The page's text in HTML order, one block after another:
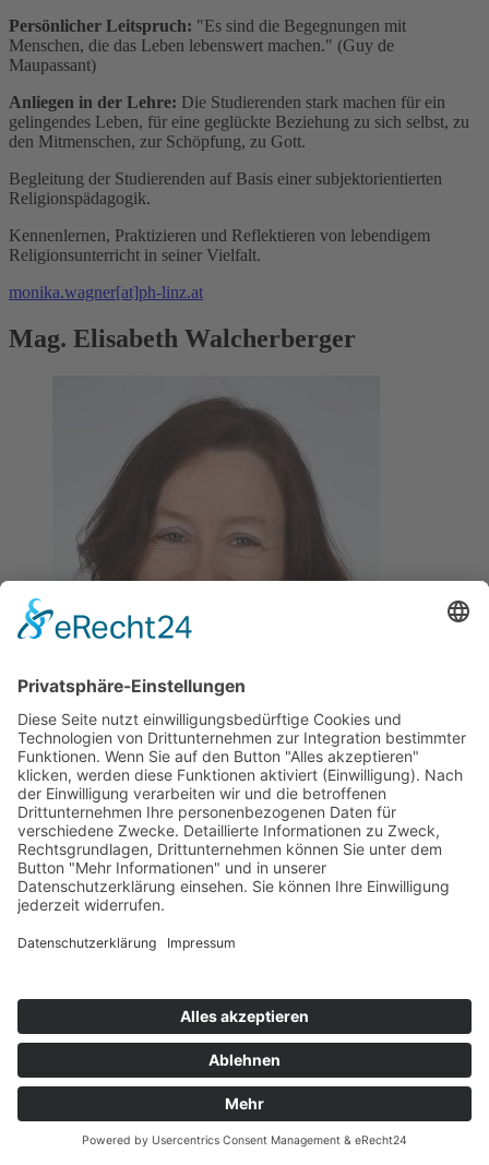
Persönlicher Leitspruch: "Es sind die Begegnungen mit
Menschen, die das Leben lebenswert machen." (Guy de
Maupassant)
Anliegen in der Lehre: Die Studierenden stark machen für ein
gelingendes Leben, für eine geglückte Beziehung zu sich selbst, zu
den Mitmenschen, zur Schöpfung, zu Gott.
Begleitung der Studierenden auf Basis einer subjektorientierten
Religionspädagogik.
Kennenlernen, Praktizieren und Reflektieren von lebendigem
Religionsunterricht in seiner Vielfalt.
monika.wagner[at]ph-linz.at
Mag. Elisabeth Walcherberger
Interkulturalität, Weltreligionen, Ästhetische Bildung
Anliegen in der Lehre:Die Sensibilisierung für den spirituellen
Reichtum der Religionen und der respektvolle Umgang mit den
Erfahrungen der Menschen sind mir ein besonderes Anliegen. In der
Begegnung mit anderen möchte ich das Verstehen fördern und
gemeinsam zum Wesentlichen vordringen und in die Tiefe gehen.
Die Schulung der Wahrnehmung ist mir wichtig. Im bildnerischen
(künstlerischen) Gestalten sehe ich einen Weg der Begegnung mit